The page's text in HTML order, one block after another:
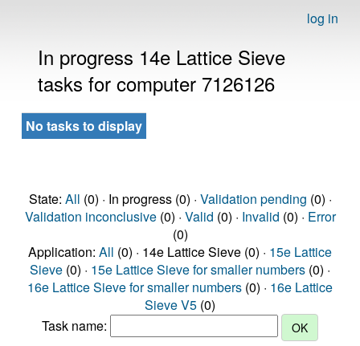
log in
In progress 14e Lattice Sieve
tasks for computer 7126126
No tasks to display
State: All (0) · In progress (0) · Validation pending (0) ·
Validation inconclusive(0) · Valid (0) · Invalid (0) · Error
(0)
Application: All (0) · 14e Lattice Sieve (0) · 15e Lattice
Sieve (0) · 15e Lattice Sieve for smaller numbers (0) ·
16e Lattice Sieve for smaller numbers (0) · 16e Lattice
Sieve V5 (0)
Task name: